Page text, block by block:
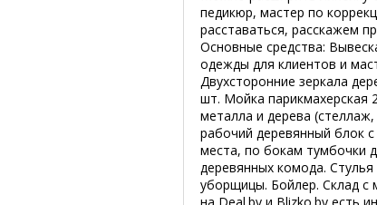
педикюр, мастер по
расставаться, расскажем
Основные средства:
одежды для клиентов и
Двухсторонние зеркала
шт. Мойка парикмахерская
металла и дерева
рабочий деревянный блок
места, по бокам тумбочки
деревянных комода.
уборщицы. Бойлер. Склад с